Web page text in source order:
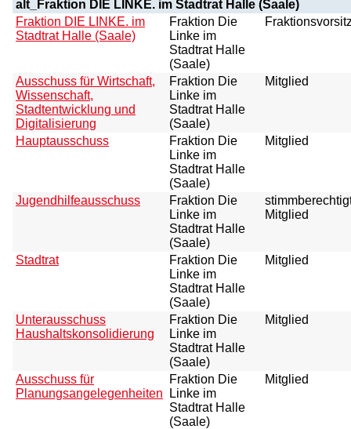
alt_Fraktion DIE LINKE. im Stadtrat Halle (Saale)
Fraktion DIE LINKE. im
Stadtrat Halle (Saale)
Fraktion Die
Linke im
Stadtrat Halle
(Saale)
Ausschuss für Wirtschaft,
Wissenschaft,
Stadtentwicklung und
Digitalisierung
Fraktion Die
Linke im
Stadtrat Halle
(Saale)
Mitglied
Hauptausschuss
Fraktion Die
Linke im
Stadtrat Halle
(Saale)
Mitglied
Jugendhilfeausschuss
Fraktion Die
Linke im
Stadtrat Halle
(Saale)
Mitglied
Stadtrat
Fraktion Die
Linke im
Stadtrat Halle
(Saale)
Mitglied
Unterausschuss
Haushaltskonsolidierung
Fraktion Die
Linke im
Stadtrat Halle
(Saale)
Mitglied
Ausschuss für
Planungsangelegenheiten
Fraktion Die
Linke im
Stadtrat Halle
(Saale)
Mitglied